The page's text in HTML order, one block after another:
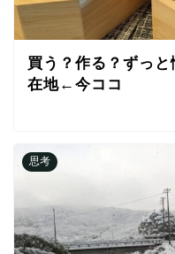
買う？作る？ずっ
在地←今ココ
思考